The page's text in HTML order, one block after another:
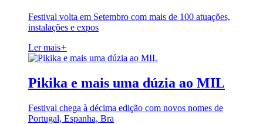
Festival volta em Setembro com mais de 100 atuações,
instalações e expos
Ler mais+
Pikika e mais uma dúzia ao MIL
Festival chega à décima edição com novos nomes de
Portugal, Espanha, Bra